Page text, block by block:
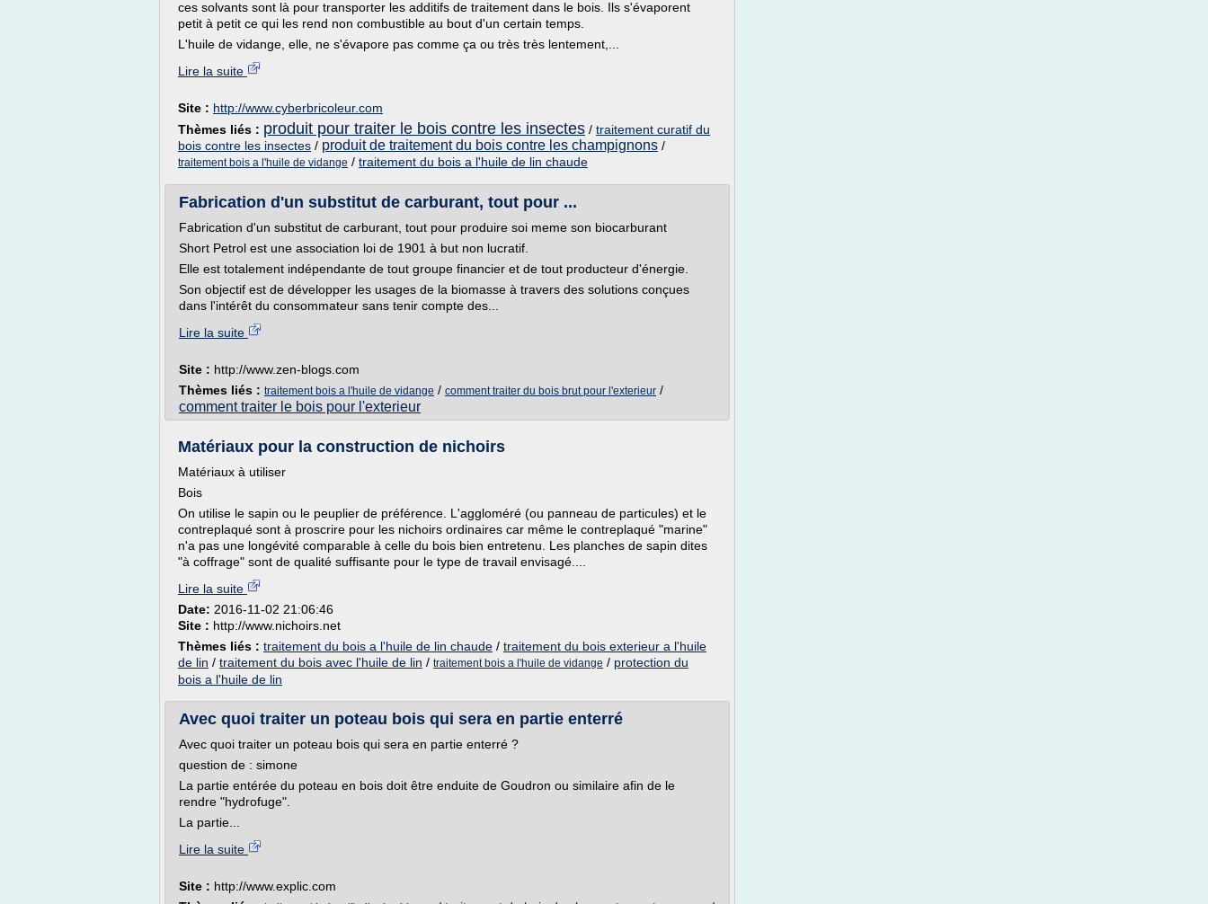
ces solvants sont là pour transporter les additifs de traitement dans le bois. Ils s'évaporent
petit à petit ce qui les rend non combustible au bout d'un certain temps.
L'huile de vidange, elle, ne s'évapore pas comme ça ou très très lentement,...
Lire la suite
Site : http://www.cyberbricoleur.com
Thèmes liés : produit pour traiter le bois contre les insectes / traitement curatif du
bois contre les insectes / produit de traitement du bois contre les champignons /
traitement bois a l'huile de vidange / traitement du bois a l'huile de lin chaude
Fabrication d'un substitut de carburant, tout pour ...
Fabrication d'un substitut de carburant, tout pour produire soi meme son biocarburant
Short Petrol est une association loi de 1901 à but non lucratif.
Elle est totalement indépendante de tout groupe financier et de tout producteur d'énergie.
Son objectif est de développer les usages de la biomasse à travers des solutions conçues
dans l'intérêt du consommateur sans tenir compte des...
Lire la suite
Site : http://www.zen-blogs.com
Thèmes liés : traitement bois a l'huile de vidange / comment traiter du bois brut pour l'exterieur /
comment traiter le bois pour l'exterieur
Matériaux pour la construction de nichoirs
Matériaux à utiliser
Bois
On utilise le sapin ou le peuplier de préférence. L'aggloméré (ou panneau de particules) et le
contreplaqué sont à proscrire pour les nichoirs ordinaires car même le contreplaqué "marine"
n'a pas une longévité comparable à celle du bois bien entretenu. Les planches de sapin dites
"à coffrage" sont de qualité suffisante pour le type de travail envisagé....
Lire la suite
Date: 2016-11-02 21:06:46
Site : http://www.nichoirs.net
Thèmes liés : traitement du bois a l'huile de lin chaude / traitement du bois exterieur a l'huile
de lin / traitement du bois avec l'huile de lin / traitement bois a l'huile de vidange / protection du
bois a l'huile de lin
Avec quoi traiter un poteau bois qui sera en partie enterré
Avec quoi traiter un poteau bois qui sera en partie enterré ?
question de : simone
La partie entérée du poteau en bois doit être enduite de Goudron ou similaire afin de le
rendre "hydrofuge".
La partie...
Lire la suite
Site : http://www.explic.com